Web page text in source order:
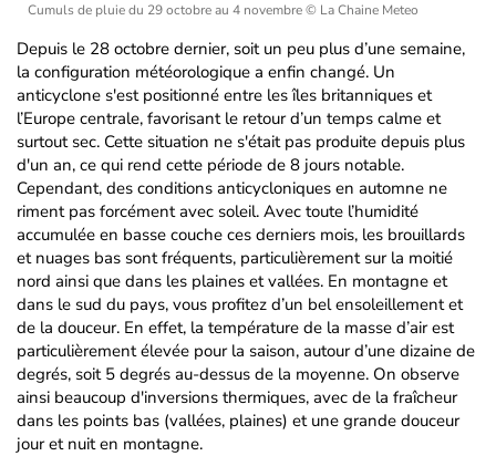
Cumuls de pluie du 29 octobre au 4 novembre© La Chaine Meteo
Depuis le 28 octobre dernier, soit un peu plus d’une semaine,
la configuration météorologique a enfin changé. Un
anticyclone s'est positionné entre les îles britanniques et
l’Europe centrale, favorisant le retour d’un temps calme et
surtout sec. Cette situation ne s'était pas produite depuis plus
d'un an, ce qui rend cette période de 8 jours notable.
Cependant, des conditions anticycloniques en automne ne
riment pas forcément avec soleil. Avec toute l’humidité
accumulée en basse couche ces derniers mois, les brouillards
et nuages bas sont fréquents, particulièrement sur la moitié
nord ainsi que dans les plaines et vallées. En montagne et
dans le sud du pays, vous profitez d’un bel ensoleillement et
de la douceur. En effet, la température de la masse d’air est
particulièrement élevée pour la saison, autour d’une dizaine de
degrés, soit 5 degrés au-dessus de la moyenne. On observe
ainsi beaucoup d'inversions thermiques, avec de la fraîcheur
dans les points bas (vallées, plaines) et une grande douceur
jour et nuit en montagne.